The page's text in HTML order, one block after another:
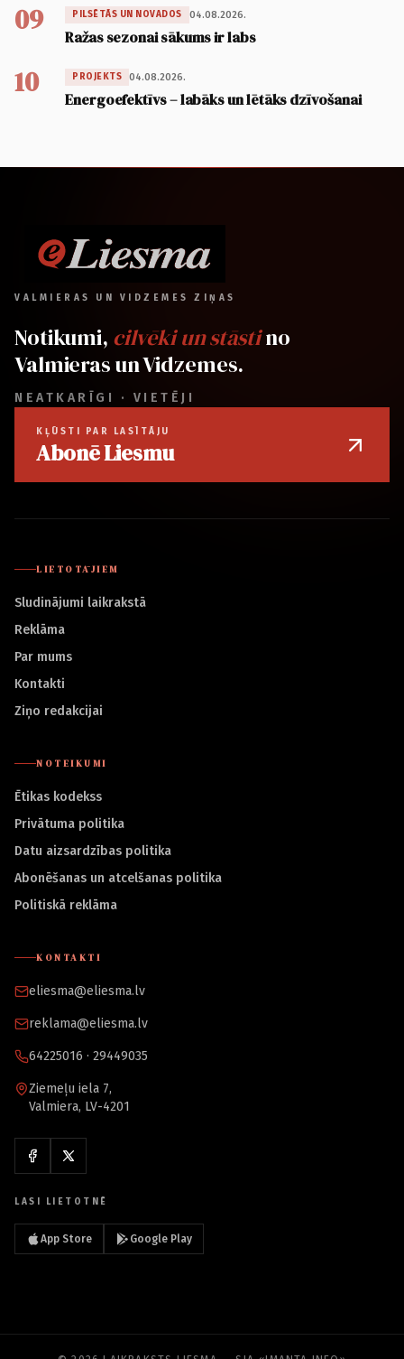
09 PILSĒTĀS UN NOVADOS 04.08.2026.
Ražas sezonai sākums ir labs
10 PROJEKTS 04.08.2026.
Energoefektīvs – labāks un lētāks dzīvošanai
VALMIERAS UN VIDZEMES ZIŅAS
Notikumi, cilvēki un stāstino
Valmieras un Vidzemes.
NEATKARĪGI · VIETĒJI
KĻŪSTI PAR LASĪTĀJU
Abonē Liesmu
LIETOTĀJIEM
Sludinājumi laikrakstā
Reklāma
Par mums
Kontakti
Ziņo redakcijai
NOTEIKUMI
Ētikas kodekss
Privātuma politika
Datu aizsardzības politika
Abonēšanas un atcelšanas politika
Politiskā reklāma
KONTAKTI
eliesma@eliesma.lv
reklama@eliesma.lv
64225016 · 29449035
Ziemeļu iela 7,
Valmiera, LV-4201
LASI LIETOTNĒ
App Store Google Play